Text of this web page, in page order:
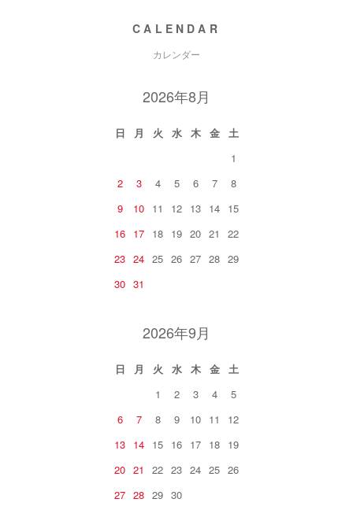
CALENDAR
カレンダー
2026年8月
日 月 火 水 木 金
土
1
2
3 4 5 6 7
8
9
10 11 12 13 14 15
16 17 18 19 20 21
22
23 24 25 26 27 28 29
30 31
2026年9月
日 月 火 水 木 金
土
1
2 3 4
5
6
7 8 9 10 11
12
13 14 15 16 17 18 19
20 21 22 23 24 25 26
27 28 29 30